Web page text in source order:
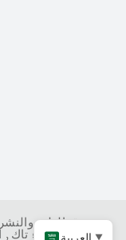
© حقوق الطبع والنشر - 2018-2027: جميع الحقوق محفوظة.
سي ويفر ,طلاء تاك , العربية ▼